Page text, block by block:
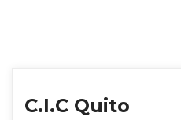
C.I.C Quito